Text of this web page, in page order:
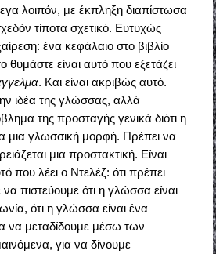
λοιπόν, με έκπληξη διαπίστωσα
τίποτα σχετικό. Ευτυχώς
ένα κεφάλαιο στο βιβλίο
θυμάστε είναι αυτό που εξετάζει
. Και είναι ακριβώς αυτό.
ιδέα της γλώσσας, αλλά
της προσταγής γενικά διότι η
μια γλωσσική μορφή. Πρέπει να
μια προστακτική. Είναι
που λέει ο Ντελέζ: ότι πρέπει
πιστεύουμε ότι η γλώσσα είναι
ότι η γλώσσα είναι ένα
να μεταδίδουμε μέσω των
για να δίνουμε